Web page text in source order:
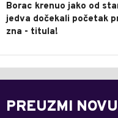
Borac krenuo jako od
jedva dočekali početak
zna - titula!
PREUZMI